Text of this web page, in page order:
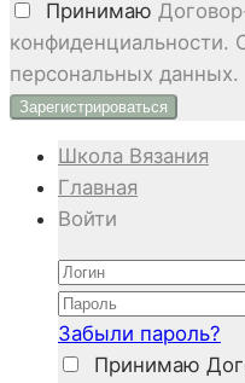
Принимаю
конфиденциальности.
персональных данных.
Школа Вязания
Главная
Войти
Забыли пароль?
Принимаю